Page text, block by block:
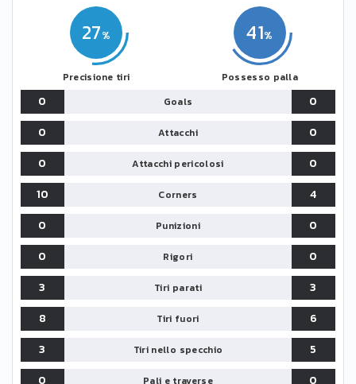
27
Precisione tiri
41
Possesso palla
0 Goals
0
0
Attacchi
0
0
Attacchi pericolosi
0
10
Corners
4
0
Punizioni
0
0
Rigori
0
3
Tiri parati
3
8
Tiri fuori
6
3
Tiri nello specchio
5
0
Pali e traverse 0